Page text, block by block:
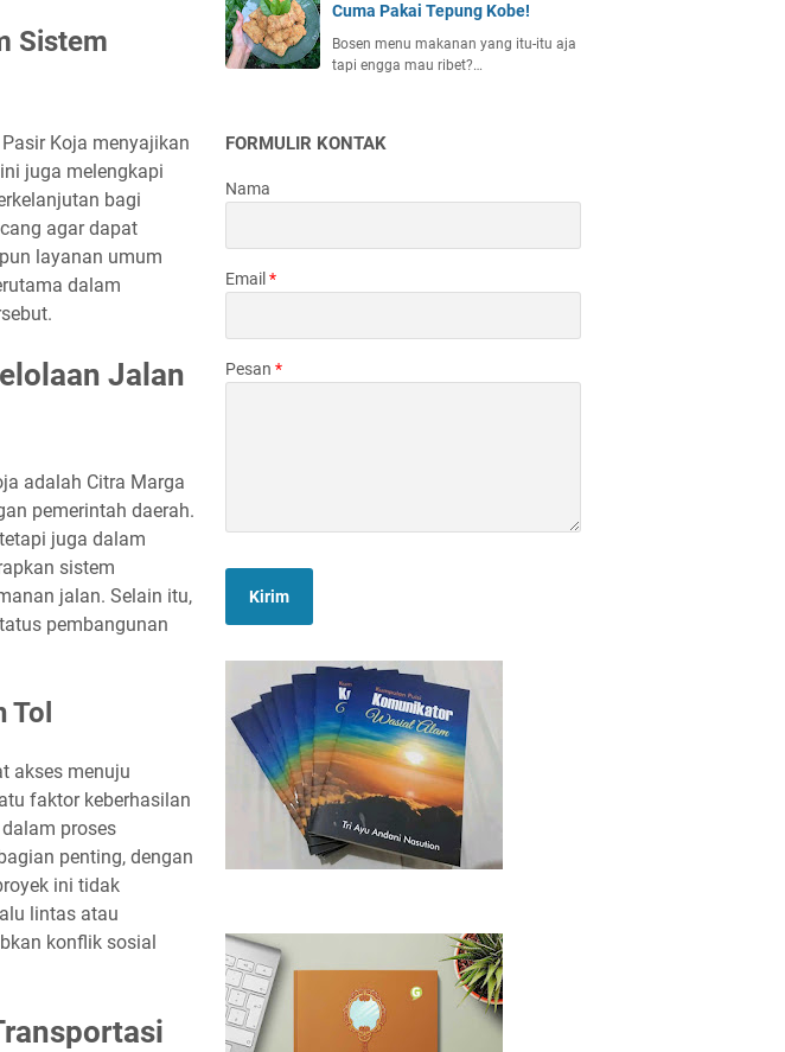
Sistem
Koja menyajikan
juga melengkapi
bagi
agar dapat
layanan umum
dalam
Jalan
adalah Citra Marga
pemerintah daerah.
juga dalam
sistem
jalan. Selain itu,
pembangunan
akses menuju
faktor keberhasilan
proses
penting, dengan
ini tidak
lintas atau
konflik sosial
Cuma Pakai Tepung Kobe!
Bosen menu makanan yang itu-itu aja
tapi engga mau ribet?…
FORMULIR KONTAK
Nama
Email *
Pesan *